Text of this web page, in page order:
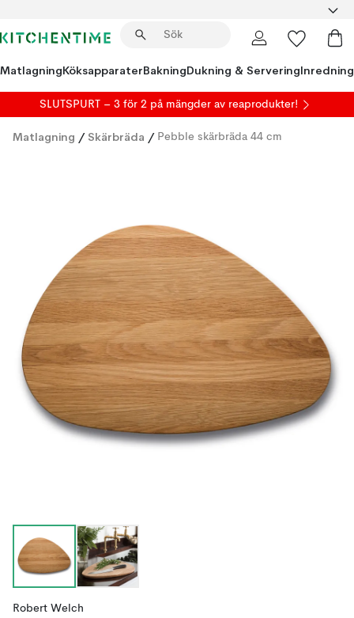
MatlagningKöksapparaterBakningDukning & ServeringInredning
SLUTSPURT – 3 för 2 på mängder av reaprodukter!
Matlagning / Skärbräda / Pebble skärbräda 44 cm
Robert Welch